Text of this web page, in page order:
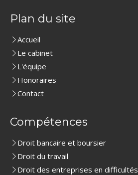
Plan du site
Accueil
Le cabinet
L'équipe
Honoraires
Contact
Compétences
Droit bancaire et boursier
Droit du travail
Droit des entreprises en difficultés